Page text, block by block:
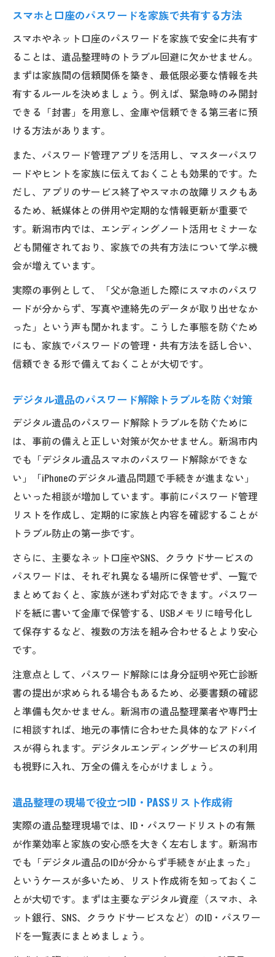
スマホと口座のパスワードを家族で共有する方法
スマホやネット口座のパスワードを家族で安全に共有す
ることは、遺品整理時のトラブル回避に欠かせません。
まずは家族間の信頼関係を築き、最低限必要な情報を共
有するルールを決めましょう。例えば、緊急時のみ開封
できる「封書」を用意し、金庫や信頼できる第三者に預
ける方法があります。
また、パスワード管理アプリを活用し、マスターパスワ
ードやヒントを家族に伝えておくことも効果的です。た
だし、アプリのサービス終了やスマホの故障リスクもあ
るため、紙媒体との併用や定期的な情報更新が重要で
す。新潟市内では、エンディングノート活用セミナーな
ども開催されており、家族での共有方法について学ぶ機
会が増えています。
実際の事例として、「父が急逝した際にスマホのパスワ
ードが分からず、写真や連絡先のデータが取り出せなか
った」という声も聞かれます。こうした事態を防ぐため
にも、家族でパスワードの管理・共有方法を話し合い、
信頼できる形で備えておくことが大切です。
デジタル遺品のパスワード解除トラブルを防ぐ対策
デジタル遺品のパスワード解除トラブルを防ぐために
は、事前の備えと正しい対策が欠かせません。新潟市内
でも「デジタル遺品スマホのパスワード解除ができな
い」「iPhoneのデジタル遺品問題で手続きが進まない」
といった相談が増加しています。事前にパスワード管理
リストを作成し、定期的に家族と内容を確認することが
トラブル防止の第一歩です。
さらに、主要なネット口座やSNS、クラウドサービスの
パスワードは、それぞれ異なる場所に保管せず、一覧で
まとめておくと、家族が迷わず対応できます。パスワー
ドを紙に書いて金庫で保管する、USBメモリに暗号化し
て保存するなど、複数の方法を組み合わせるとより安心
です。
注意点として、パスワード解除には身分証明や死亡診断
書の提出が求められる場合もあるため、必要書類の確認
と準備も欠かせません。新潟市の遺品整理業者や専門士
に相談すれば、地元の事情に合わせた具体的なアドバイ
スが得られます。デジタルエンディングサービスの利用
も視野に入れ、万全の備えを心がけましょう。
遺品整理の現場で役立つID・PASSリスト作成術
実際の遺品整理現場では、ID・パスワードリストの有無
が作業効率と家族の安心感を大きく左右します。新潟市
でも「デジタル遺品のIDが分からず手続きが止まった」
というケースが多いため、リスト作成術を知っておくこ
とが大切です。まずは主要なデジタル資産（スマホ、ネ
ット銀行、SNS、クラウドサービスなど）のID・パスワー
ドを一覧表にまとめましょう。